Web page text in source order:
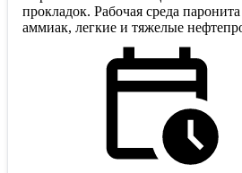
прокладок. Рабочая среда
аммиак, легкие и тяжелые